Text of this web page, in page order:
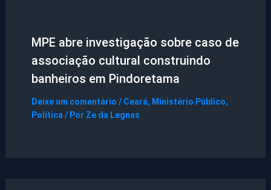
MPE abre investigação sobre caso de
associação cultural construindo
banheiros em Pindoretama
Deixe um comentário / Ceará, Ministério Público,
Política / Por Ze da Legnas